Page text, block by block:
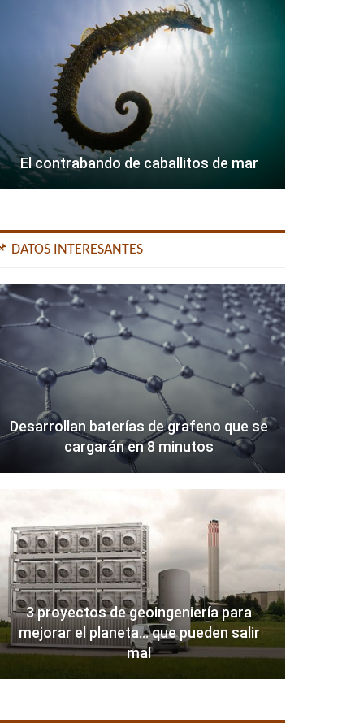
El contrabando de caballitos de mar
DATOS INTERESANTES
Desarrollan baterías de grafeno que se
cargarán en 8 minutos
3 proyectos de geoingeniería para
mejorar el planeta… que pueden salir
mal